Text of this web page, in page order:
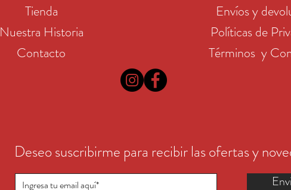
Tienda
Nuestra Historia
Contacto
Envíos y
Políticas de
Términos y
Deseo suscribirme para recibir las ofertas y